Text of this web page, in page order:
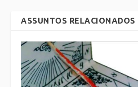
ASSUNTOS RELACIONADOS